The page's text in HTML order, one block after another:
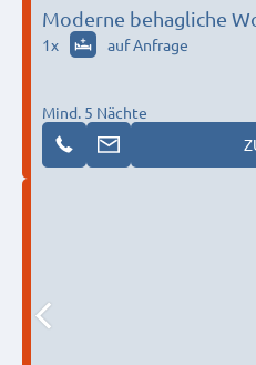
Moderne behagliche
4+10Pers+Apartments
1x auf Anfrage
Mind. 5 Nächte